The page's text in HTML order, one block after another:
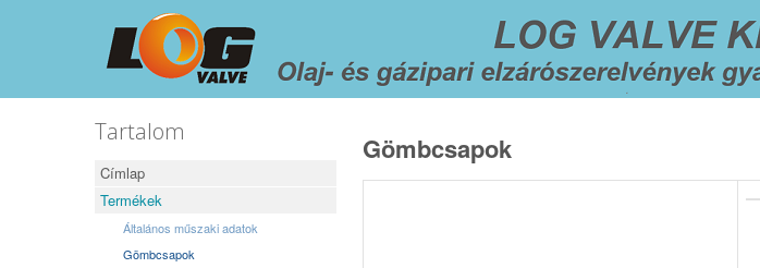
Tartalom
Címlap
Termékek
Általános műszaki adatok
Gömbcsapok
Gömbcsapok